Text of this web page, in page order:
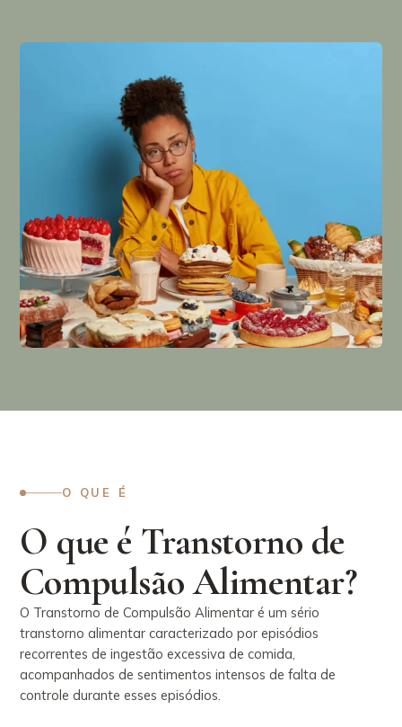
O QUE É
O que é Transtorno de
Compulsão Alimentar?
O Transtorno de Compulsão Alimentar é um sério
transtorno alimentar caracterizado por episódios
recorrentes de ingestão excessiva de comida,
acompanhados de sentimentos intensos de falta de
controle durante esses episódios.